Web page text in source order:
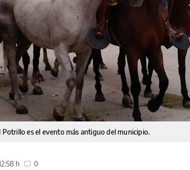
Potrillo es el evento más antiguo del municipio.
h 0